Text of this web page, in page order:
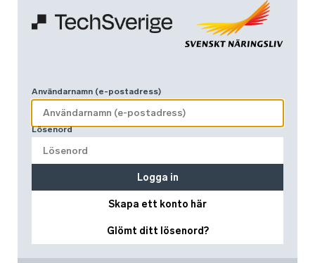
Användarnamn (e-postadress)
Lösenord
Skapa ett konto här
Glömt ditt lösenord?
Logga in